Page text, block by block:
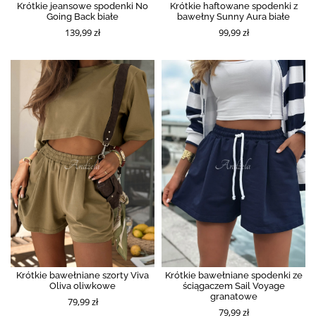
Krótkie jeansowe spodenki No
Going Back białe
139,99 zł
Krótkie haftowane spodenki z
bawełny Sunny Aura białe
99,99 zł
Krótkie bawełniane szorty Viva
Oliva oliwkowe
79,99 zł
Krótkie bawełniane spodenki ze
ściągaczem Sail Voyage
granatowe
79,99 zł